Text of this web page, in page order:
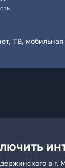
ТВ, мобильная
в